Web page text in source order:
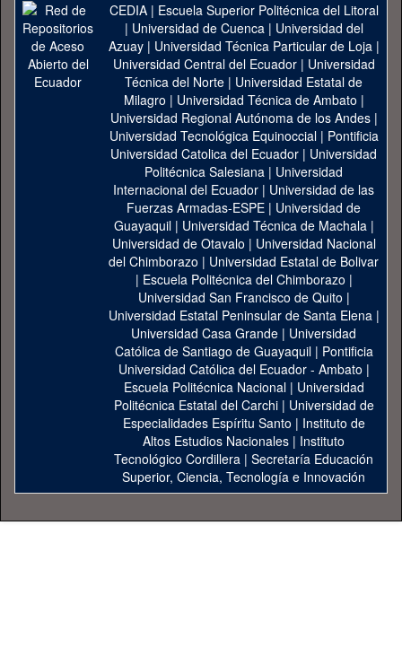
CEDIA| Escuela Superior Politécnica del Litoral
| Universidad de Cuenca| Universidad del
Azuay| Universidad Técnica Particular de Loja|
Universidad Central del Ecuador| Universidad
Técnica del Norte | Universidad Estatal de
Milagro | Universidad Técnica de Ambato |
Universidad Regional Autónoma de los Andes|
Universidad Tecnológica Equinoccial| Pontificia
Universidad Catolica del Ecuador | Universidad
Politécnica Salesiana | Universidad
Internacional del Ecuador | Universidad de las
Fuerzas Armadas-ESPE | Universidad de
Guayaquil| Universidad Técnica de Machala|
Universidad de Otavalo | Universidad Nacional
del Chimborazo | Universidad Estatal de Bolivar
| Escuela Politécnica del Chimborazo |
Universidad San Francisco de Quito |
Universidad Estatal Peninsular de Santa Elena|
Universidad Casa Grande | Universidad
Católica de Santiago de Guayaquil| Pontificia
Universidad Católica del Ecuador - Ambato |
Escuela Politécnica Nacional| Universidad
Politécnica Estatal del Carchi| Universidad de
Especialidades Espíritu Santo | Instituto de
Altos Estudios Nacionales | Instituto
Tecnológico Cordillera | Secretaría Educación
Superior, Ciencia, Tecnología e Innovación